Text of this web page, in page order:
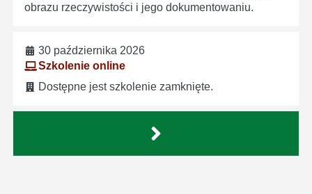
obrazu rzeczywistości i jego dokumentowaniu.
30 października 2026
Szkolenie online
Dostępne jest szkolenie zamknięte.